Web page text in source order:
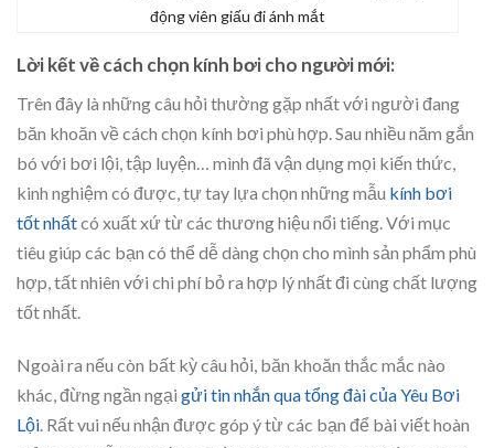
động viên giấu đi ánh mắt
Lời kết về cách chọn kính bơi cho người mới:
Trên đây là những câu hỏi thường gặp nhất với người đang
băn khoăn về cách chọn kính bơi phù hợp. Sau nhiều năm gắn
bó với bơi lội, tập luyện… mình đã vận dụng mọi kiến thức,
kinh nghiệm có được, tự tay lựa chọn những mẫu kính bơi
tốt nhấtcó xuất xứ từ các thương hiệu nổi tiếng. Với mục
tiêu giúp các bạn có thể dễ dàng chọn cho mình sản phẩm phù
hợp, tất nhiên với chi phí bỏ ra hợp lý nhất đi cùng chất lượng
tốt nhất.
Ngoài ra nếu còn bất kỳ câu hỏi, băn khoăn thắc mắc nào
khác, đừng ngần ngại gửi tin nhắn qua tổng đài của Yêu Bơi
Lội. Rất vui nếu nhận được góp ý từ các bạn để bài viết hoàn